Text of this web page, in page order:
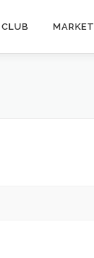
CLUB MARKET